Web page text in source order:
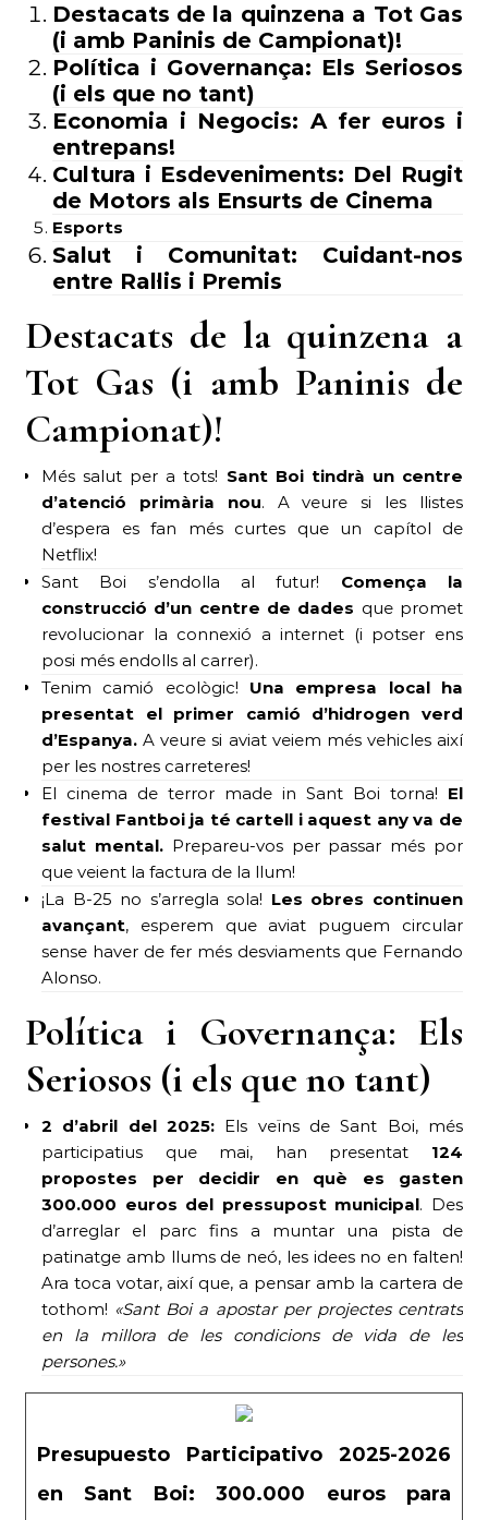
Destacats de la quinzena a Tot Gas
(i amb Paninis de Campionat)!
Política i Governança: Els Seriosos
(i els que no tant)
Economia i Negocis: A fer euros i
entrepans!
Cultura i Esdeveniments: Del Rugit
de Motors als Ensurts de Cinema
Esports
Salut i Comunitat: Cuidant-nos
entre Ral·lis i Premis
Destacats de la quinzena a
Tot Gas (i amb Paninis de
Campionat)!
Més salut per a tots! Sant Boi tindrà un centre
d’atenció primària nou. A veure si les llistes
d’espera es fan més curtes que un capítol de
Netflix!
Sant Boi s’endolla al futur! Comença la
construcció d’un centre de dades que promet
revolucionar la connexió a internet (i potser ens
posi més endolls al carrer).
Tenim camió ecològic! Una empresa local ha
presentat el primer camió d’hidrogen verd
d’Espanya.A veure si aviat veiem més vehicles així
per les nostres carreteres!
El cinema de terror made in Sant Boi torna! El
festival Fantboi ja té cartell i aquest any va de
salut mental.Prepareu-vos per passar més por
que veient la factura de la llum!
¡La B-25 no s’arregla sola! Les obres continuen
avançant, esperem que aviat puguem circular
sense haver de fer més desviaments que Fernando
Alonso.
Política i Governança: Els
Seriosos (i els que no tant)
2 d’abril del 2025: Els veïns de Sant Boi, més
participatius que mai, han presentat 124
propostes per decidir en què es gasten
300.000 euros del pressupost municipal. Des
d’arreglar el parc fins a muntar una pista de
patinatge amb llums de neó, les idees no en falten!
Ara toca votar, així que, a pensar amb la cartera de
tothom! «Sant Boi a apostar per projectes centrats
en la millora de les condicions de vida de les
persones.»
Presupuesto Participativo 2025-2026
en Sant Boi: 300.000 euros para